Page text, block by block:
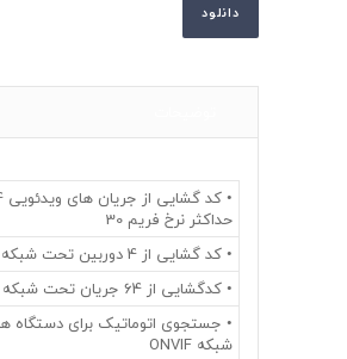
دانلود
حداکثر نرخ فریم 30
• کد گشایی از 4 دوربین تحت شبکه مگاپیکسل
• کدگشایی از 64 جریان تحت شبکه
• جستجوی اتوماتیک برای دستگاه
شبکه ONVIF